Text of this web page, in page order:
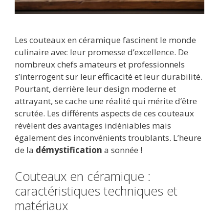
Les couteaux en céramique fascinent le monde
culinaire avec leur promesse d’excellence. De
nombreux chefs amateurs et professionnels
s’interrogent sur leur efficacité et leur durabilité.
Pourtant, derrière leur design moderne et
attrayant, se cache une réalité qui mérite d’être
scrutée. Les différents aspects de ces couteaux
révèlent des avantages indéniables mais
également des inconvénients troublants. L’heure
de la démystification a sonnée !
Couteaux en céramique :
caractéristiques techniques et
matériaux